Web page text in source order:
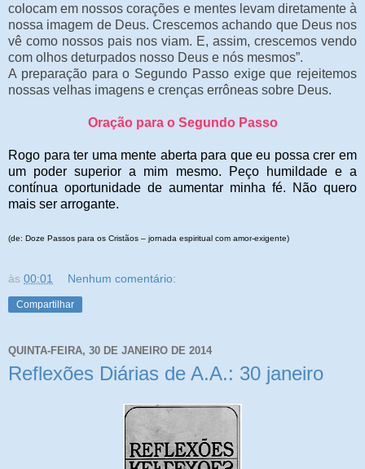
colocam em nossos corações e mentes levam diretamente à
nossa imagem de Deus. Crescemos achando que Deus nos
vê como nossos pais nos viam. E, assim, crescemos vendo
com olhos deturpados nosso Deus e nós mesmos”.
A preparação para o Segundo Passo exige que rejeitemos
nossas velhas imagens e crenças errôneas sobre Deus.
Oração para o Segundo Passo
Rogo para ter uma mente aberta para que eu possa crer em
um poder superior a mim mesmo. Peço humildade e a
contínua oportunidade de aumentar minha fé. Não quero
mais ser arrogante.
(de: Doze Passos para os Cristãos – jornada espiritual com amor-exigente)
às 00:01 Nenhum comentário:
Compartilhar
QUINTA-FEIRA, 30 DE JANEIRO DE 2014
Reflexões Diárias de A.A.: 30 janeiro